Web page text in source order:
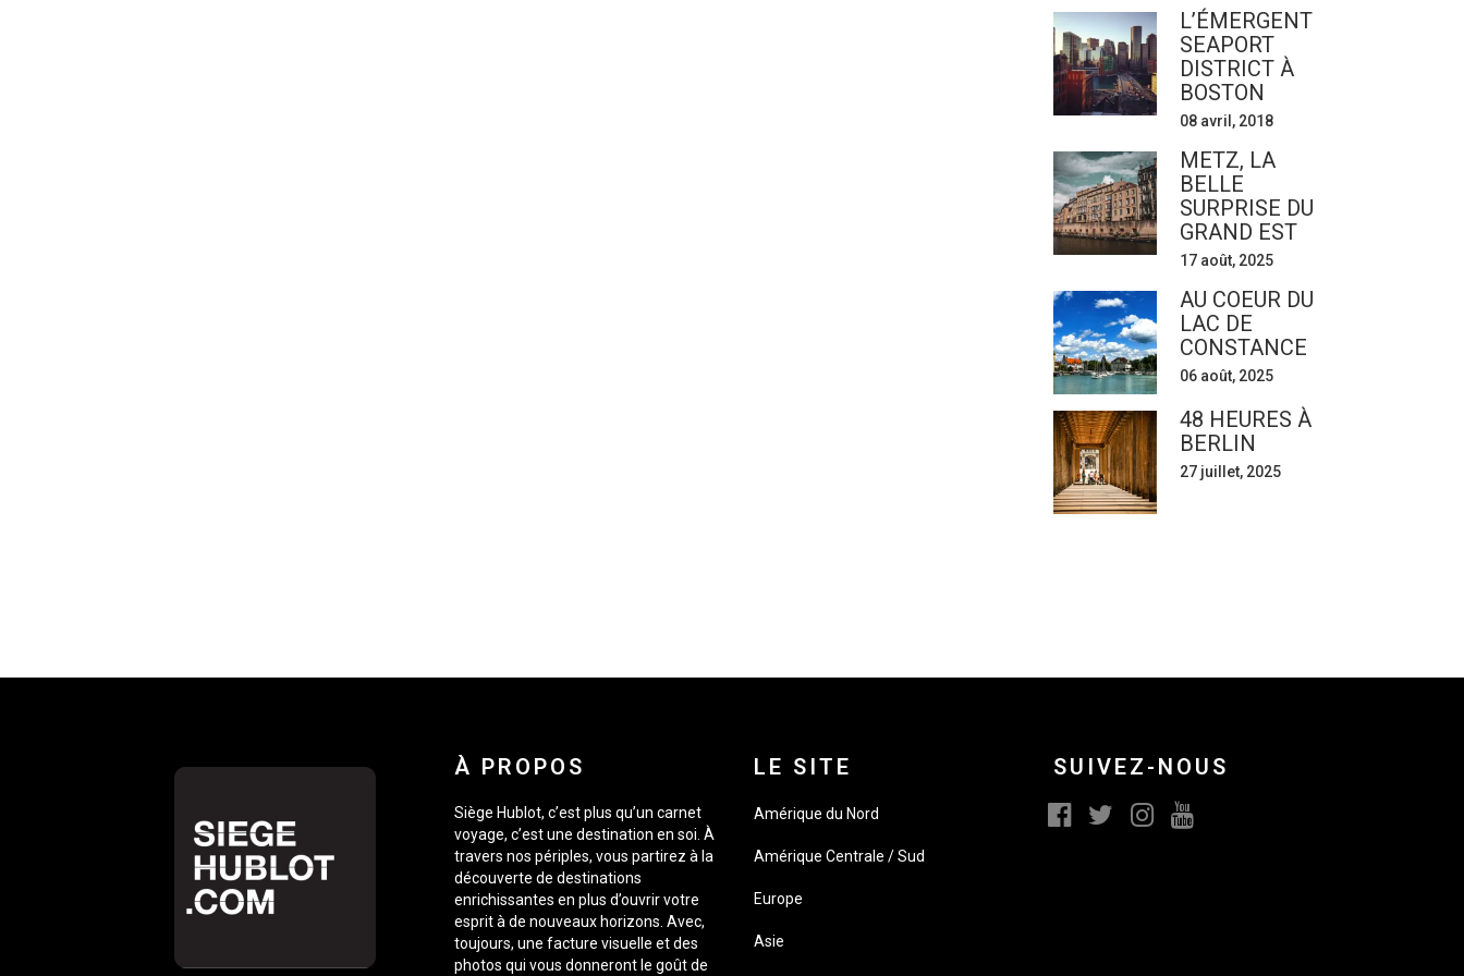
L’ÉMERGENT
SEAPORT
DISTRICT À
BOSTON
08 avril, 2018
METZ, LA
BELLE
SURPRISE DU
GRAND EST
17 août, 2025
AU COEUR DU
LAC DE
CONSTANCE
06 août, 2025
48 HEURES À
BERLIN
27 juillet, 2025
À PROPOS
Siège Hublot, c’est plus qu’un carnet
voyage, c’est une destination en soi. À
travers nos périples, vous partirez à la
découverte de destinations
enrichissantes en plus d’ouvrir votre
esprit à de nouveaux horizons. Avec,
toujours, une facture visuelle et des
photos qui vous donneront le goût de
LE SITE
Amérique du Nord
Amérique Centrale / Sud
Europe
Asie
SUIVEZ-NOUS